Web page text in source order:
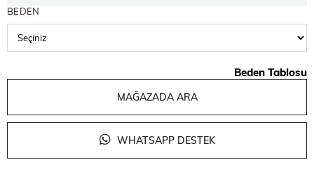
BEDEN
Beden Tablosu
MAĞAZADA ARA
WHATSAPP DESTEK